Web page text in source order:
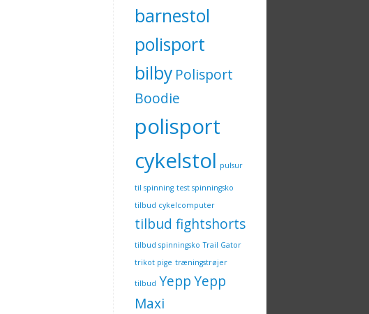
barnestol
polisport
bilby Polisport
Boodie
polisport
cykelstol pulsur
til spinning test spinningsko
tilbud cykelcomputer
tilbud fightshorts
tilbud spinningsko Trail Gator
trikot pige træningstrøjer
tilbud YeppYepp
Maxi